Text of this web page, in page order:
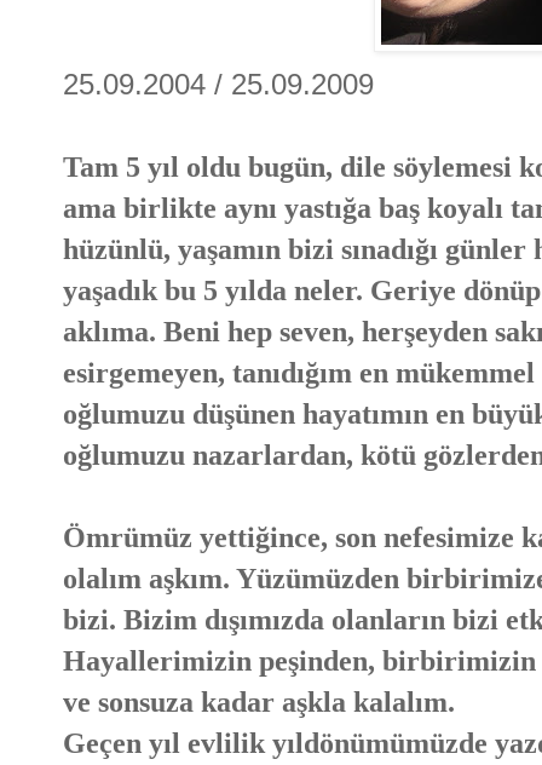
25.09.2004 / 25.09.2009
Tam 5 yıl oldu bugün, dile söylemesi
ama birlikte aynı yastığa baş koyalı
hüzünlü, yaşamın bizi sınadığı
yaşadık bu 5 yılda neler. Geriye
aklıma. Beni hep seven, herşeyden
esirgemeyen, tanıdığım en
oğlumuzu düşünen hayatımın en
oğlumuzu nazarlardan, kötü
Ömrümüz yettiğince, son nefesimize
olalım aşkım. Yüzümüzden
bizi. Bizim dışımızda olanların bizi
Hayallerimizin peşinden, birbirimizin
ve sonsuza kadar aşkla kalalım.
Geçen yıl evlilik yıldönümümüzde